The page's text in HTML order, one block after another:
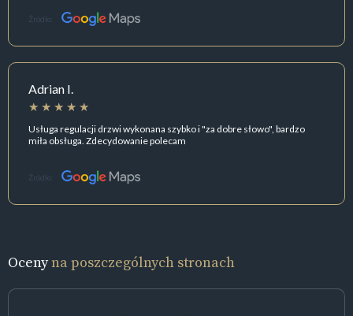
Źródło:
Adrian I.
Usługa regulacji drzwi wykonana szybko i "za dobre słowo", bardzo
miła obsługa. Zdecydowanie polecam
Źródło:
Ocenyna poszczególnych stronach